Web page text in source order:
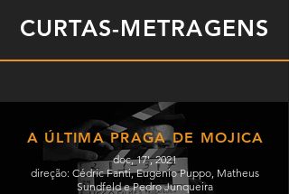
CURTAS-METRAGENS
A ÚLTIMA PRAGA DE MOJICA
doc, 17', 2021
direção: Cédric Fanti, Eugenio Puppo, Matheus
Sundfeld e Pedro Junqueira